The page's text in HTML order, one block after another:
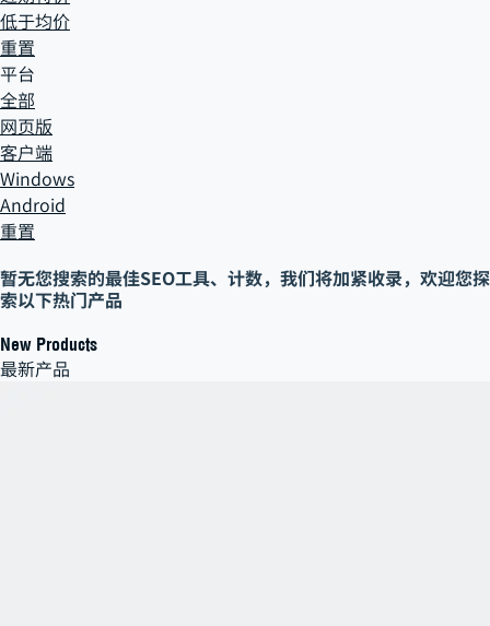
低于均价
重置
平台
全部
网页版
客户端
Windows
Android
重置
暂无您搜索的最佳SEO工具、计数， 我们将加紧收录，欢迎您探
索以下热门产品
New Products
最新产品